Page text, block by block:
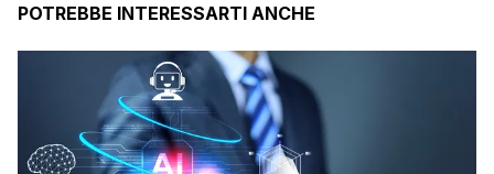
POTREBBE INTERESSARTI ANCHE